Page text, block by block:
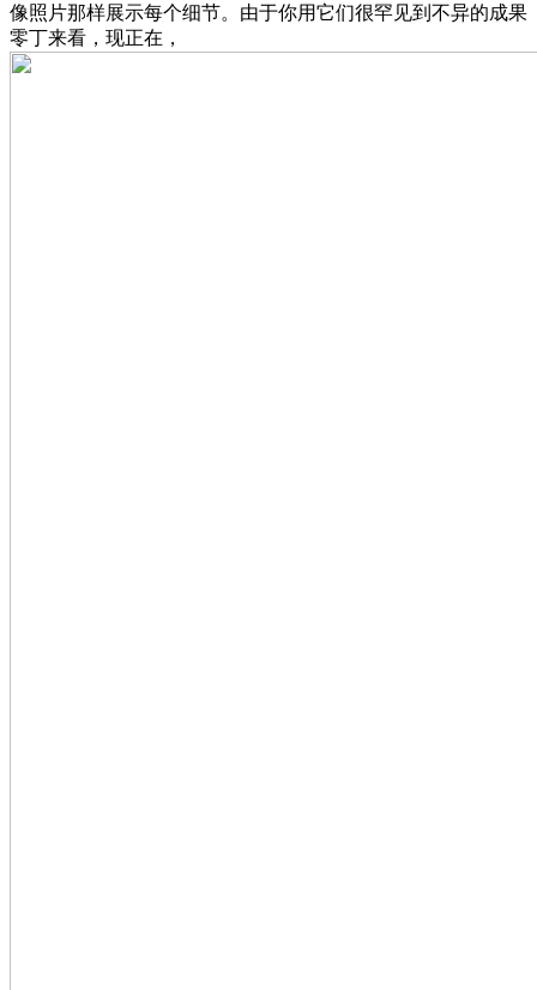
像照片那样展示每个细节。由于你用它们很罕见到不异的成果
零丁来看，现正在，